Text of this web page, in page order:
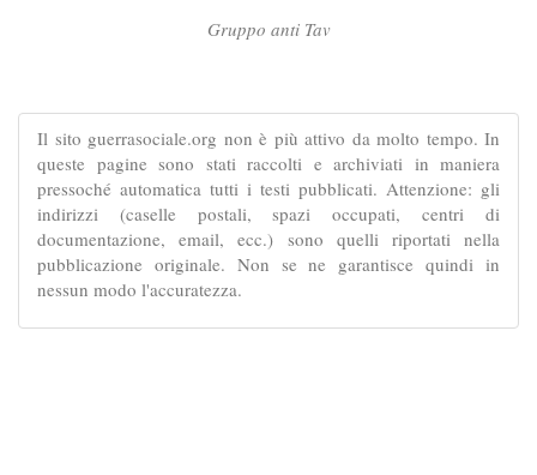
Gruppo anti Tav
Il sito guerrasociale.org non è più attivo da molto tempo. In
queste pagine sono stati raccolti e archiviati in maniera
pressoché automatica tutti i testi pubblicati. Attenzione: gli
indirizzi (caselle postali, spazi occupati, centri di
documentazione, email, ecc.) sono quelli riportati nella
pubblicazione originale. Non se ne garantisce quindi in
nessun modo l'accuratezza.